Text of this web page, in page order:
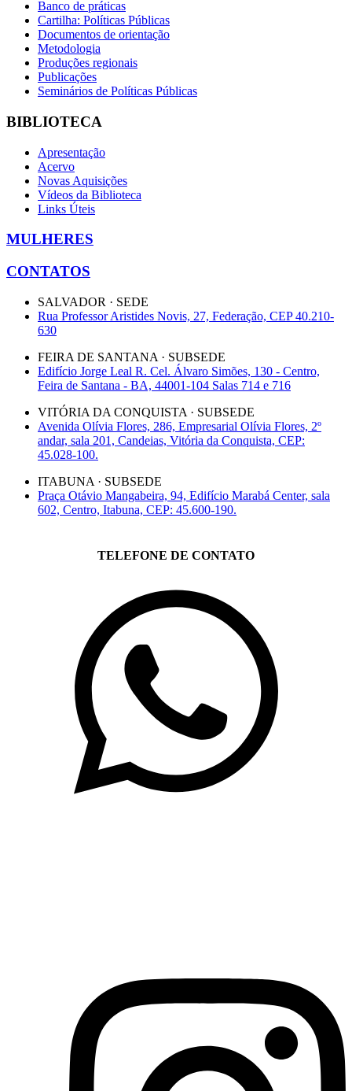
Banco de práticas
Cartilha: Políticas Públicas
Documentos de orientação
Metodologia
Produções regionais
Publicações
Seminários de Políticas Públicas
BIBLIOTECA
Apresentação
Acervo
Novas Aquisições
Vídeos da Biblioteca
Links Úteis
MULHERES
CONTATOS
SALVADOR · SEDE
Rua Professor Aristides Novis, 27, Federação, CEP 40.210-
630
FEIRA DE SANTANA · SUBSEDE
Edifício Jorge Leal R. Cel. Álvaro Simões, 130 - Centro,
Feira de Santana - BA, 44001-104 Salas 714 e 716
VITÓRIA DA CONQUISTA · SUBSEDE
Avenida Olívia Flores, 286, Empresarial Olívia Flores, 2º
andar, sala 201, Candeias, Vitória da Conquista, CEP:
45.028-100.
ITABUNA · SUBSEDE
Praça Otávio Mangabeira, 94, Edifício Marabá Center, sala
602, Centro, Itabuna, CEP: 45.600-190.
TELEFONE DE CONTATO